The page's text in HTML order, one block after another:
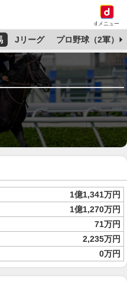
dメニュー
Jリーグ プロ野球（2軍）
1億1,341万円
1億1,270万円
71万円
2,235万円
0万円